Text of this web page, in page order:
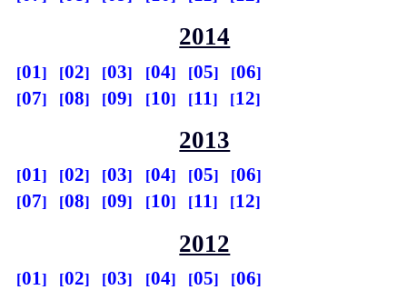
2014
01 02 03 04 05
06
07
08 09 10 11 12
2013
01 02 03 04 05
06
07
08 09 10 11 12
2012
01 02 03 04 05
06